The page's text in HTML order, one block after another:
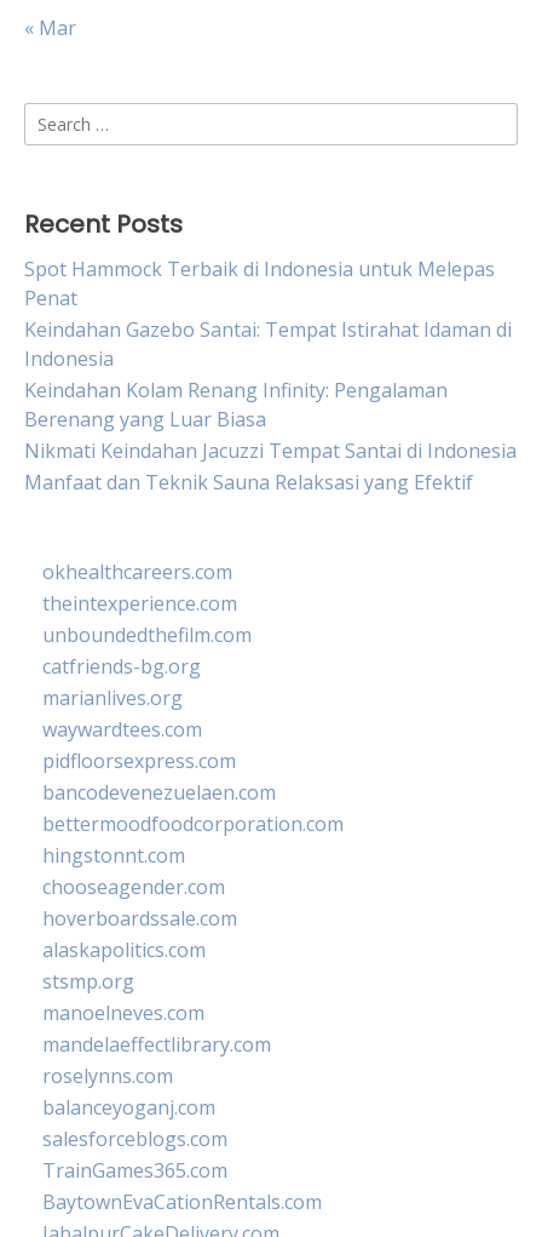
« Mar
Search
for:
Recent Posts
Spot Hammock Terbaik di Indonesia untuk Melepas
Penat
Keindahan Gazebo Santai: Tempat Istirahat Idaman di
Indonesia
Keindahan Kolam Renang Infinity: Pengalaman
Berenang yang Luar Biasa
Nikmati Keindahan Jacuzzi Tempat Santai di Indonesia
Manfaat dan Teknik Sauna Relaksasi yang Efektif
okhealthcareers.com
theintexperience.com
unboundedthefilm.com
catfriends-bg.org
marianlives.org
waywardtees.com
pidfloorsexpress.com
bancodevenezuelaen.com
bettermoodfoodcorporation.com
hingstonnt.com
chooseagender.com
hoverboardssale.com
alaskapolitics.com
stsmp.org
manoelneves.com
mandelaeffectlibrary.com
roselynns.com
balanceyoganj.com
salesforceblogs.com
TrainGames365.com
BaytownEvaCationRentals.com